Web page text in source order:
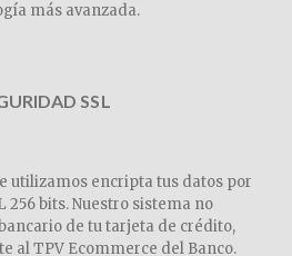
más avanzada.
SSL
utilizamos encripta tus datos por
256 bits. Nuestro sistema no
de tu tarjeta de crédito,
al TPV Ecommerce del Banco.